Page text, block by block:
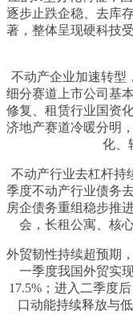
逐步止跌企稳、去库
著，整体呈现硬科技
不动产企业加速转型
细分赛道上市公司基
修复、租赁行业国资
济地产赛道冷暖分明
化、
不动产行业去杠杆持
季度不动产行业债务
房企债务重组稳步推
会，长租公寓、核
外贸韧性持续超预期
一季度我国外贸实
17.5%；进入二季度
口动能持续释放与